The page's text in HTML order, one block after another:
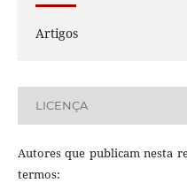
Artigos
LICENÇA
Autores que publicam nesta
termos: